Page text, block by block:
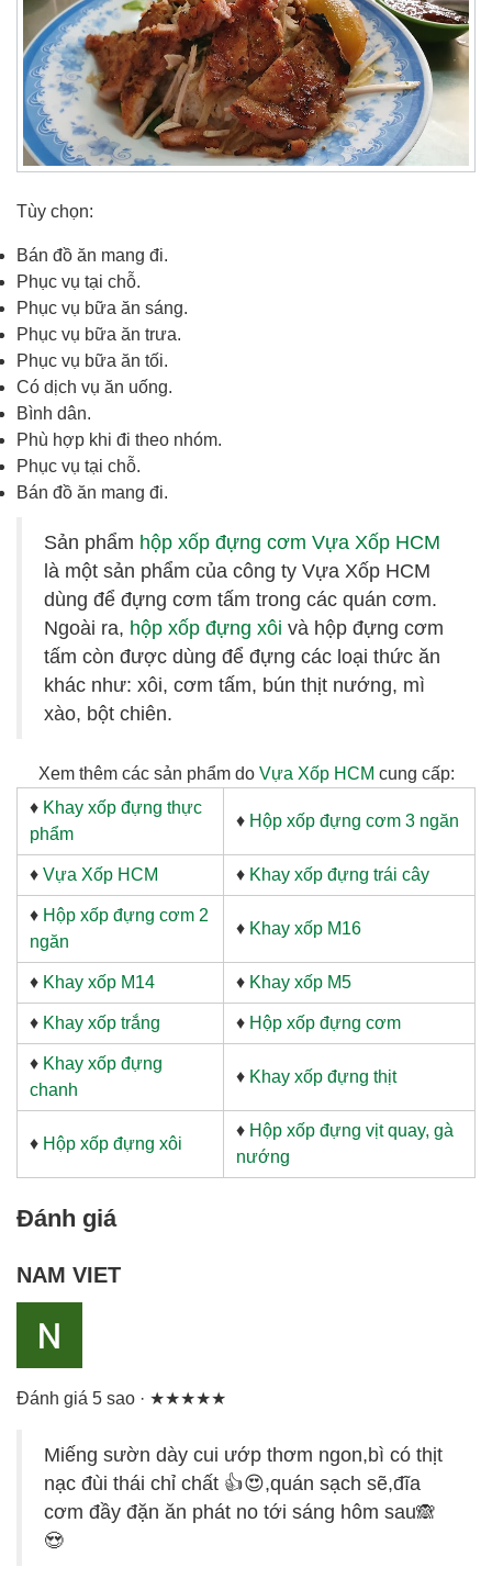
Tùy chọn:
Bán đồ ăn mang đi.
Phục vụ tại chỗ.
Phục vụ bữa ăn sáng.
Phục vụ bữa ăn trưa.
Phục vụ bữa ăn tối.
Có dịch vụ ăn uống.
Bình dân.
Phù hợp khi đi theo nhóm.
Phục vụ tại chỗ.
Bán đồ ăn mang đi.
Sản phẩm hộp xốp đựng cơm Vựa Xốp HCM
là một sản phẩm của công ty Vựa Xốp HCM
dùng để đựng cơm tấm trong các quán cơm.
Ngoài ra, hộp xốp đựng xôi và hộp đựng cơm
tấm còn được dùng để đựng các loại thức ăn
khác như: xôi, cơm tấm, bún thịt nướng, mì
xào, bột chiên.
Xem thêm các sản phẩm do Vựa Xốp HCM cung cấp:
♦ Khay xốp đựng thực
phẩm
♦ Hộp xốp đựng cơm 3 ngăn
♦ Vựa Xốp HCM ♦ Khay xốp đựng trái cây
♦ Hộp xốp đựng cơm 2
ngăn
♦ Khay xốp M16
♦ Khay xốp M14 ♦ Khay xốp M5
♦ Khay xốp trắng ♦ Hộp xốp đựng cơm
♦ Khay xốp đựng
chanh
♦ Khay xốp đựng thịt
♦ Hộp xốp đựng xôi
♦ Hộp xốp đựng vịt quay, gà
nướng
Đánh giá
NAM VIET
Đánh giá 5 sao · ★★★★★
Miếng sườn dày cui ướp thơm ngon,bì có thịt
nạc đùi thái chỉ chất 👍😍,quán sạch sẽ,đĩa
cơm đầy đặn ăn phát no tới sáng hôm sau🙈
😍